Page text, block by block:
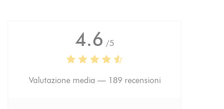
4.6 /5
Valutazione media — 189 recensioni